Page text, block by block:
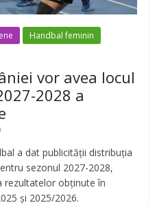
Handbal feminin
vor avea locul
2028 a
a dat publicității distribuția
sezonul 2027-2028,
rezultatelor obținute în
și 2025/2026.